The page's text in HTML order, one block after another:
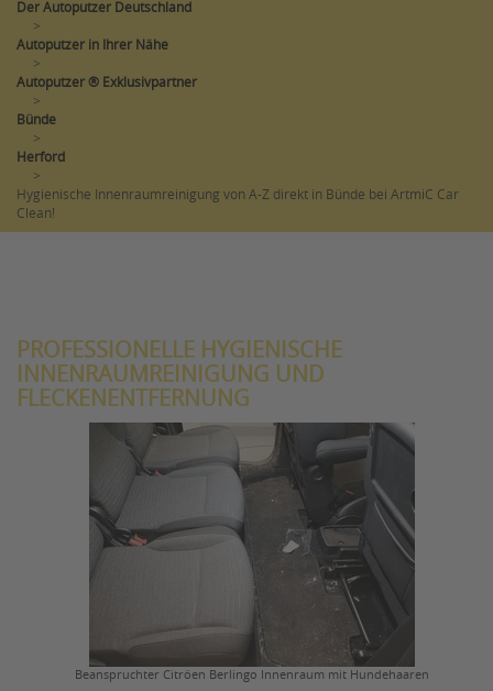
Der Autoputzer Deutschland
>
Autoputzer in Ihrer Nähe
>
Autoputzer ® Exklusivpartner
>
Bünde
>
Herford
>
Hygienische Innenraumreinigung von A-Z direkt in Bünde bei ArtmiC Car
Clean!
PROFESSIONELLE HYGIENISCHE
INNENRAUMREINIGUNG UND
FLECKENENTFERNUNG
Beanspruchter Citröen Berlingo Innenraum mit Hundehaaren